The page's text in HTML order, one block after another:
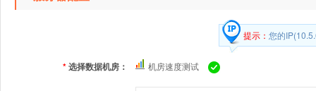
提示： 您的
*选择数据机房： 机房速度测试